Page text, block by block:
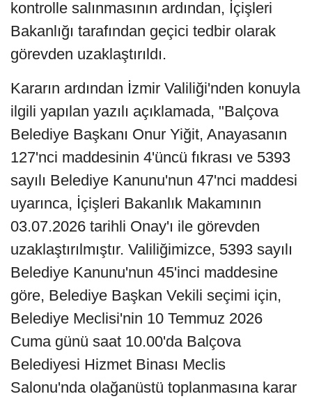
kontrolle salınmasının ardından, İçişleri
Bakanlığı tarafından geçici tedbir olarak
görevden uzaklaştırıldı.
Kararın ardından İzmir Valiliği'nden konuyla
ilgili yapılan yazılı açıklamada, "Balçova
Belediye Başkanı Onur Yiğit, Anayasanın
127'nci maddesinin 4'üncü fıkrası ve 5393
sayılı Belediye Kanunu'nun 47'nci maddesi
uyarınca, İçişleri Bakanlık Makamının
03.07.2026 tarihli Onay'ı ile görevden
uzaklaştırılmıştır. Valiliğimizce, 5393 sayılı
Belediye Kanunu'nun 45'inci maddesine
göre, Belediye Başkan Vekili seçimi için,
Belediye Meclisi'nin 10 Temmuz 2026
Cuma günü saat 10.00'da Balçova
Belediyesi Hizmet Binası Meclis
Salonu'nda olağanüstü toplanmasına karar